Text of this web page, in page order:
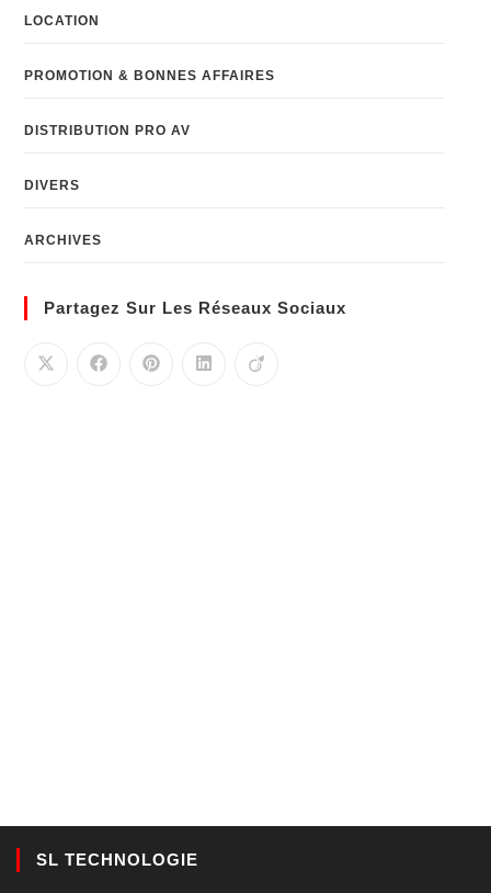
LOCATION
PROMOTION & BONNES AFFAIRES
DISTRIBUTION PRO AV
DIVERS
ARCHIVES
Partagez Sur Les Réseaux Sociaux
SL TECHNOLOGIE